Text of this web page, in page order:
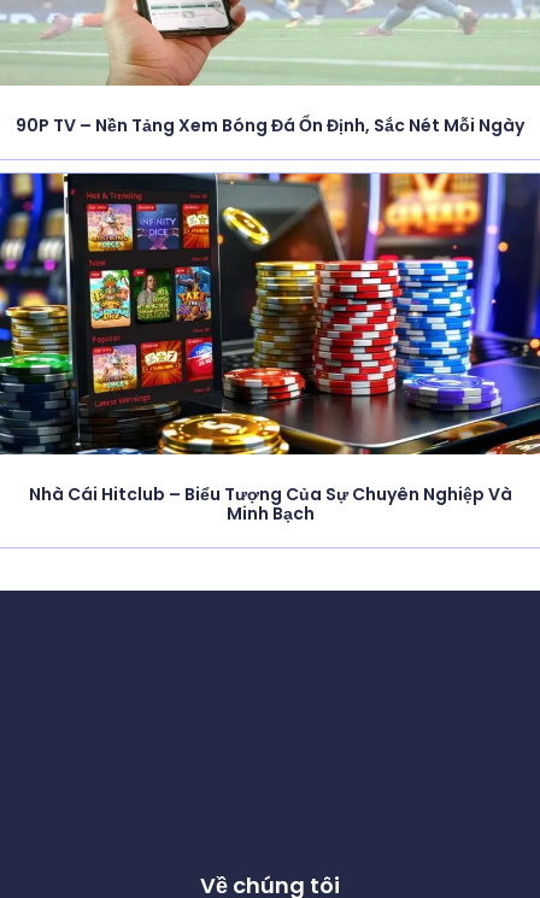
90P TV – Nền Tảng Xem Bóng Đá Ổn Định, Sắc Nét Mỗi Ngày
Nhà Cái Hitclub – Biểu Tượng Của Sự Chuyên Nghiệp Và
Minh Bạch
Về chúng tôi